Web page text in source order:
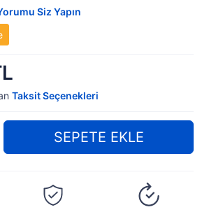
Siz Yapın
Taksit Seçenekleri